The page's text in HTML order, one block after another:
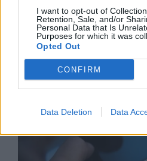
I want to opt-out of
Retention, Sale, and/or
Personal Data that Is
Purposes for which it was
Opted Out
CONFIRM
Data Deletion Data
Астронавти на NASA
открития космос
07.08.2026 / 15:00